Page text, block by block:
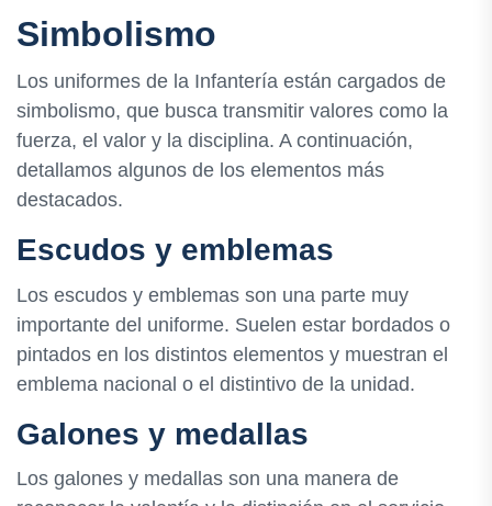
Simbolismo
Los uniformes de la Infantería están cargados de
simbolismo, que busca transmitir valores como la
fuerza, el valor y la disciplina. A continuación,
detallamos algunos de los elementos más
destacados.
Escudos y emblemas
Los escudos y emblemas son una parte muy
importante del uniforme. Suelen estar bordados o
pintados en los distintos elementos y muestran el
emblema nacional o el distintivo de la unidad.
Galones y medallas
Los galones y medallas son una manera de